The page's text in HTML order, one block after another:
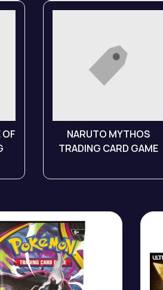
OF
NARUTO MYTHOS
TRADING CARD GAME